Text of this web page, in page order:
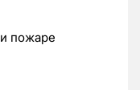
пожаре